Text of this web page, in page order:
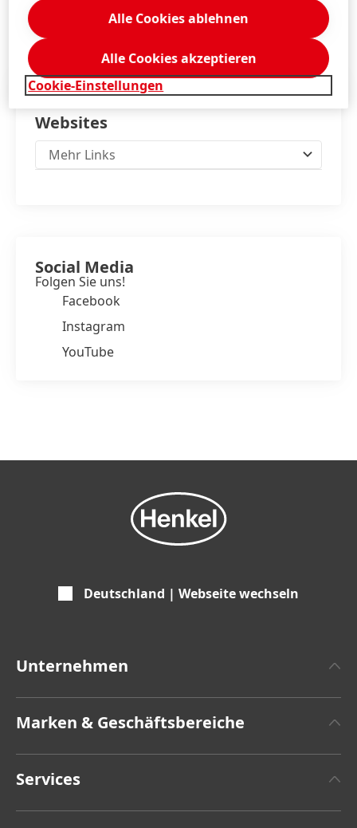
MEHR ERFAHREN
Besuchen Sie unsere Länder
Websites
Mehr Links
Social Media
Folgen Sie uns!
Facebook
Instagram
YouTube
Deutschland | Webseite wechseln
Unternehmen
Zahlen & Fakten
Pressemitteilungen
Marken & Geschäftsbereiche
Services
Cookie-Einstellungen
Alle Cookies ablehnen
Alle Cookies akzeptieren